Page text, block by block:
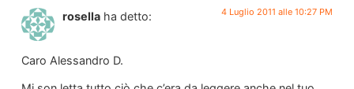
rosella ha detto: 4 Luglio 2011 alle 10:27 PM
Caro Alessandro D.